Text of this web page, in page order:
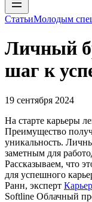
СтатьиМолодым
Личный
шаг к
19 сентября 2024
На старте карьеры
Преимущество
уникальность.
заметным для
Рассказываем, что
для успешного
Ранн, эксперт
Softline Облачный